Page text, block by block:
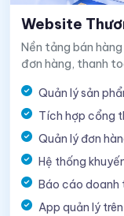
Website
Nền tảng bán
đơn hàng, thanh
Quản lý sản
Tích hợp cổng
Quản lý đơn
Hệ thống
Báo cáo doanh
App quản lý